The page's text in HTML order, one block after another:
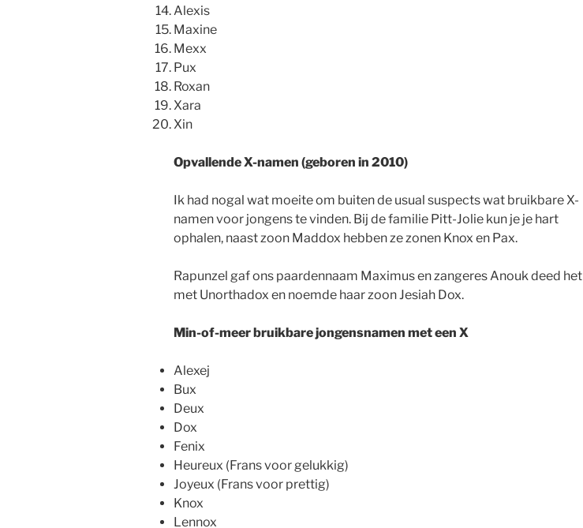
Alexis
Maxine
Mexx
Pux
Roxan
Xara
Xin
Opvallende X-namen (geboren in 2010)
Ik had nogal wat moeite om buiten de usual suspects wat bruikbare X-
namen voor jongens te vinden. Bij de familie Pitt-Jolie kun je je hart
ophalen, naast zoon Maddox hebben ze zonen Knox en Pax.
Rapunzel gaf ons paardennaam Maximus en zangeres Anouk deed het
met Unorthadox en noemde haar zoon Jesiah Dox.
Min-of-meer bruikbare jongensnamen met een X
Alexej
Bux
Deux
Dox
Fenix
Heureux (Frans voor gelukkig)
Joyeux (Frans voor prettig)
Knox
Lennox